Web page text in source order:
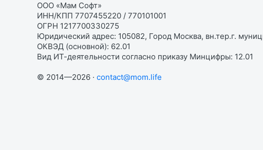
ООО «Мам Софт»
ИНН/КПП 7707455220 / 770101001
ОГРН 1217700330275
Юридический адрес: 105082, Город Москва, вн.тер.г.
ОКВЭД (основной): 62.01
Вид ИТ-деятельности согласно приказу Минцифры: 12.01
© 2014—2026 · contact@mom.life